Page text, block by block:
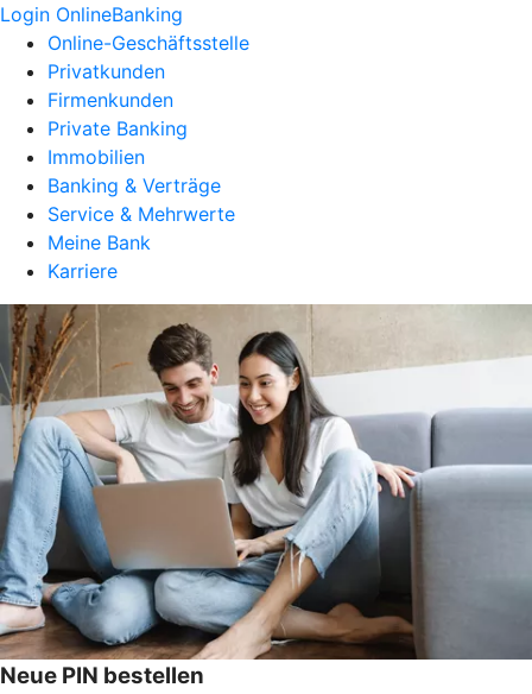
Login OnlineBanking
Online-Geschäftsstelle
Privatkunden
Firmenkunden
Private Banking
Immobilien
Banking & Verträge
Service & Mehrwerte
Meine Bank
Karriere
Neue PIN bestellen